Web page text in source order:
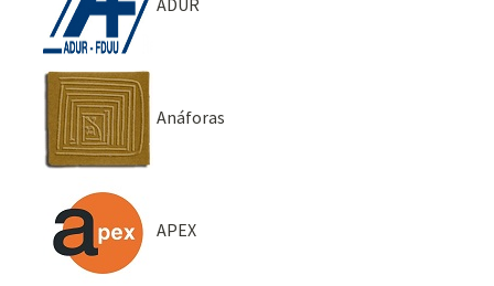
ADUR
Anáforas
APEX